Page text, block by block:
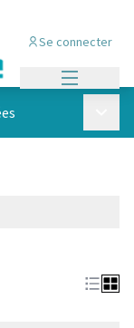
Se connecter